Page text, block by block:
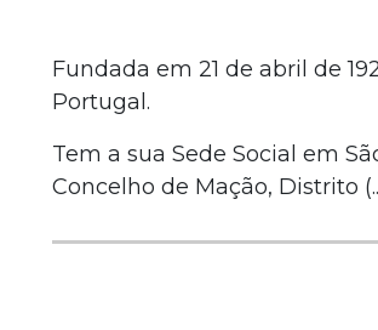
Fundada em 21 de abril de
Portugal.
Tem a sua Sede Social em
Concelho de Mação, Distrito